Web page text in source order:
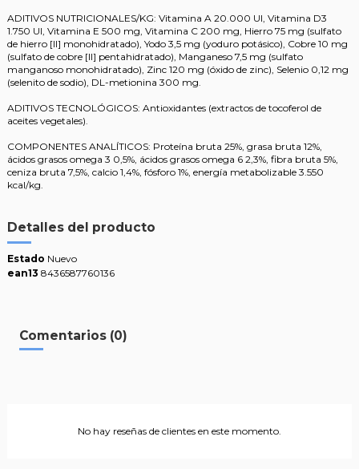
ADITIVOS NUTRICIONALES/KG: Vitamina A 20.000 UI, Vitamina D3
1.750 UI, Vitamina E 500 mg, Vitamina C 200 mg, Hierro 75 mg (sulfato
de hierro [II] monohidratado), Yodo 3,5 mg (yoduro potásico), Cobre 10 mg
(sulfato de cobre [II] pentahidratado), Manganeso 7,5 mg (sulfato
manganoso monohidratado), Zinc 120 mg (óxido de zinc), Selenio 0,12 mg
(selenito de sodio), DL-metionina 300 mg.
ADITIVOS TECNOLÓGICOS: Antioxidantes (extractos de tocoferol de
aceites vegetales).
COMPONENTES ANALÍTICOS: Proteína bruta 25%, grasa bruta 12%,
ácidos grasos omega 3 0,5%, ácidos grasos omega 6 2,3%, fibra bruta 5%,
ceniza bruta 7,5%, calcio 1,4%, fósforo 1%, energía metabolizable 3.550
kcal/kg.
Detalles del producto
Estado Nuevo
ean13 8436587760136
Comentarios (0)
No hay reseñas de clientes en este momento.